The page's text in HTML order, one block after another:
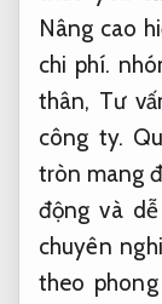
Nâng cao
chi phí.
thân, Tư
công ty.
tròn mang
động và
chuyên
theo